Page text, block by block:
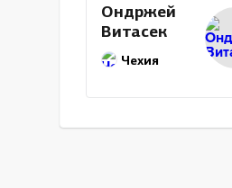
Ондржей
Витасек
Чехия